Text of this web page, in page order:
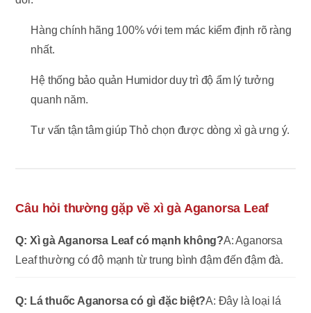
Hàng chính hãng 100% với tem mác kiểm định rõ ràng
nhất.
Hệ thống bảo quản Humidor duy trì độ ẩm lý tưởng
quanh năm.
Tư vấn tận tâm giúp Thỏ chọn được dòng xì gà ưng ý.
Câu hỏi thường gặp về xì gà Aganorsa Leaf
Q: Xì gà Aganorsa Leaf có mạnh không?A: Aganorsa
Leaf thường có độ mạnh từ trung bình đậm đến đậm đà.
Q: Lá thuốc Aganorsa có gì đặc biệt?A: Đây là loại lá